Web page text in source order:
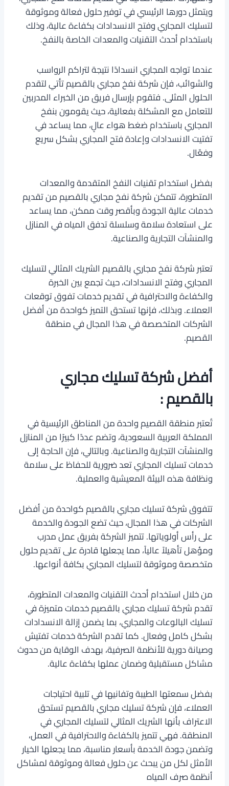
ويتمثل دورها الرئيسي في توفير حلول فعالة وموثوقة
لتسليك المجاري وفتح الانسدادات بكفاءة عالية، وذلك
باستخدام أحدث التقنيات والمعدات الخاصة بالنفخ.
عندما تواجه المجاري انسدادًا نتيجة لتراكم الرواسب
والشوائب، فإن شركة نفخ مجاري بالقصيم تأتي لتقدم
الحلول المثلى. فتقوم بإرسال فريق من الخبراء المدربين
للتعامل مع المشكلة بفعالية، حيث يقومون بنفخ
المجاري باستخدام ضغط هواء عالٍ، مما يساعد في
تفتيت الانسدادات وإعادة فتح المجاري بشكل سريع
وفعّال.
بفضل استخدام تقنيات النفخ المتقدمة والمعدات
المتطورة، تتمكن شركة نفخ مجاري بالقصيم من تقديم
خدمات عالية الجودة وبأقصر وقت ممكن، مما يساعد
على استعادة سلامة وسلسلة تدفق المياه في المنازل
والمنشآت التجارية والصناعية.
تعتبر شركة نفخ مجاري بالقصيم الشريك المثالي لتسليك
المجاري وفتح الانسدادات، حيث تجمع بين الخبرة
والكفاءة والاحترافية في تقديم خدمات تفوق توقعات
العملاء. وبذلك، فإنها تستحق التميز كواحدة من أفضل
الشركات المتخصصة في هذا المجال في منطقة
القصيم.
أفضل شركة تسليك مجاري
بالقصيم :
تُعتبر منطقة القصيم واحدة من المناطق الرئيسية في
المملكة العربية السعودية، وتضم عددًا كبيرًا من المنازل
والمنشآت التجارية والصناعية. وبالتالي، فإن الحاجة إلى
خدمات تسليك المجاري تعد ضرورية للحفاظ على سلامة
ونظافة هذه البيئة المعيشية والعملية.
تتفوق شركة تسليك مجاري بالقصيم كواحدة من أفضل
الشركات في هذا المجال، حيث تضع الجودة والخدمة
على رأس أولوياتها. تتميز الشركة بفريق عمل مدرب
ومؤهل تأهيلاً عالياً، مما يجعلها قادرة على تقديم حلول
متخصصة وموثوقة لتسليك المجاري بكافة أنواعها.
من خلال استخدام أحدث التقنيات والمعدات المتطورة،
تقدم شركة تسليك مجاري بالقصيم خدمات متميزة في
تسليك البالوعات والمجاري، بما يضمن إزالة الانسدادات
بشكل كامل وفعال. كما تقدم الشركة خدمات تفتيش
وصيانة دورية للأنظمة الصرفية، بهدف الوقاية من حدوث
مشاكل مستقبلية وضمان عملها بكفاءة عالية.
بفضل سمعتها الطيبة وتفانيها في تلبية احتياجات
العملاء، فإن شركة تسليك مجاري بالقصيم تستحق
الاعتراف بأنها الشريك المثالي لتسليك المجاري في
المنطقة. فهي تتميز بالكفاءة والاحترافية في العمل،
وتضمن جودة الخدمة بأسعار مناسبة، مما يجعلها الخيار
الأمثل لكل من يبحث عن حلول فعالة وموثوقة لمشاكل
أنظمة صرف المياه